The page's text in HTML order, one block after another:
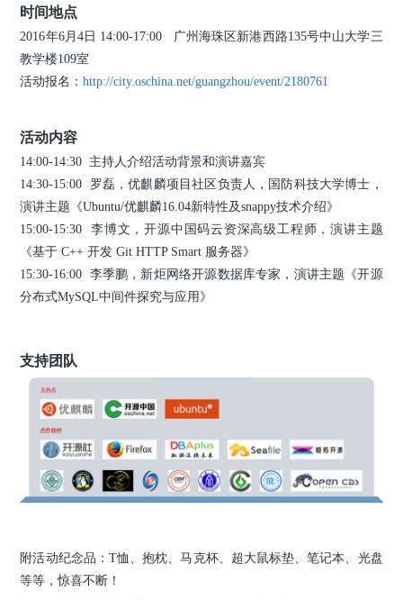
时间地点
2016年6月4日 14:00-17:00 广州海珠区新港西路135号中山大学三
教学楼109室
活动报名：http://city.oschina.net/guangzhou/event/2180761
活动内容
14:00-14:30 主持人介绍活动背景和演讲嘉宾
14:30-15:00 罗磊，优麒麟项目社区负责人，国防科技大学博士，
演讲主题《Ubuntu/优麒麟16.04新特性及snappy技术介绍》
15:00-15:30 李博文，开源中国码云资深高级工程师，演讲主题
《基于 C++ 开发 Git HTTP Smart 服务器》
15:30-16:00 李季鹏，新炬网络开源数据库专家，演讲主题《开源
分布式MySQL中间件探究与应用》
支持团队
附活动纪念品：T恤、抱枕、马克杯、超大鼠标垫、笔记本、光盘
等等，惊喜不断！